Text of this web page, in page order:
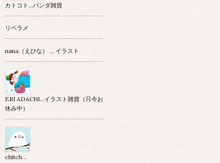
カトコト…パンダ雑貨
リベラメ
nana（えひな） … イラスト
ERI ADACHI...イラスト雑貨（只今お
休み中）
chitch…